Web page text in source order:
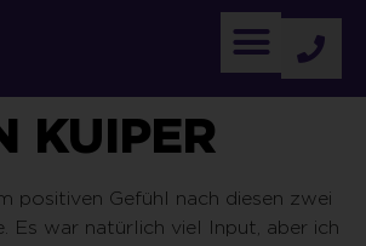
KUIPER
positiven Gefühl nach diesen zwei
Es war natürlich viel Input, aber ich